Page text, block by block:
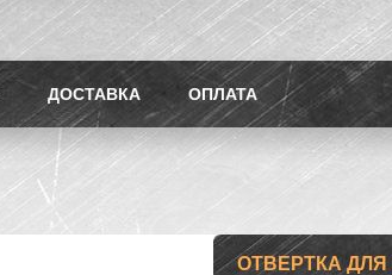
ДОСТАВКА ОПЛАТА
ОТВЕРТКА ДЛЯ